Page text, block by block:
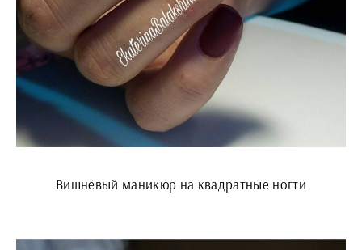
Вишнёвый маникюр на квадратные ногти